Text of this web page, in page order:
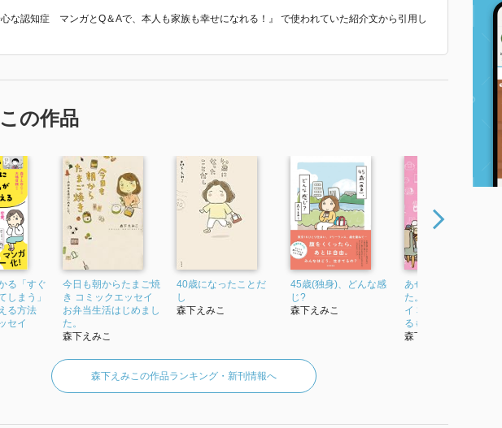
心な認知症 マンガとQ＆Aで、本人も家族も幸せになれる！』 で使われていた紹介文から引用し
の作品
る「すぐ
しまう」
る方法
セイ
今日も朝からたまご焼
き コミックエッセイ
お弁当生活はじめまし
た。
森下えみこ
40歳になったことだ
し
森下えみこ
45歳(独身)、どんな感
じ?
森下えみこ
あせるのはやめまし
た。 コミックエッセ
イ 本日も独りででき
るもん
森下えみこ
森下えみこの作品ランキング・新刊情報へ